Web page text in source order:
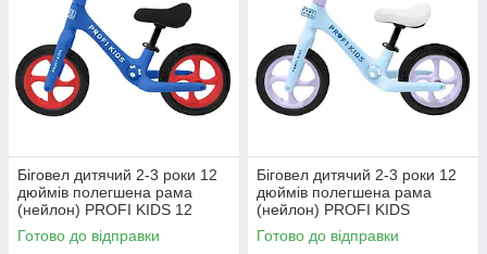
Біговел дитячий 2-3 роки 12
дюймів полегшена рама
(нейлон) PROFI KIDS 12
д.MBB 1009-2
Готово до відправки
Біговел дитячий 2-3 роки 12
дюймів полегшена рама
(нейлон) PROFI KIDS
12д.MBB 1009-3
Готово до відправки